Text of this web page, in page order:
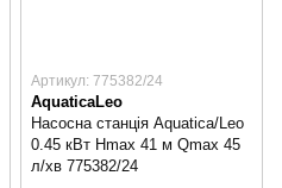
Артикул: 775382/24
AquaticaLeo
Насосна станція Aquatica/Leo
0.45 кВт Hmax 41 м Qmax 45
л/хв 775382/24